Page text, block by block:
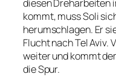
diesen Dreharbeiten
kommt, muss Soli
herumschlagen. Er
Flucht nach Tel Aviv.
weiter und kommt
die Spur.